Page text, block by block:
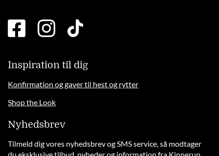
facebook
square
instagramtiktok
Inspiration til dig
Konfirmation og gaver til hest og rytter
Shop the Look
Nyhedsbrev
Tilmeld dig vores nyhedsbrev og SMS service, så modtager